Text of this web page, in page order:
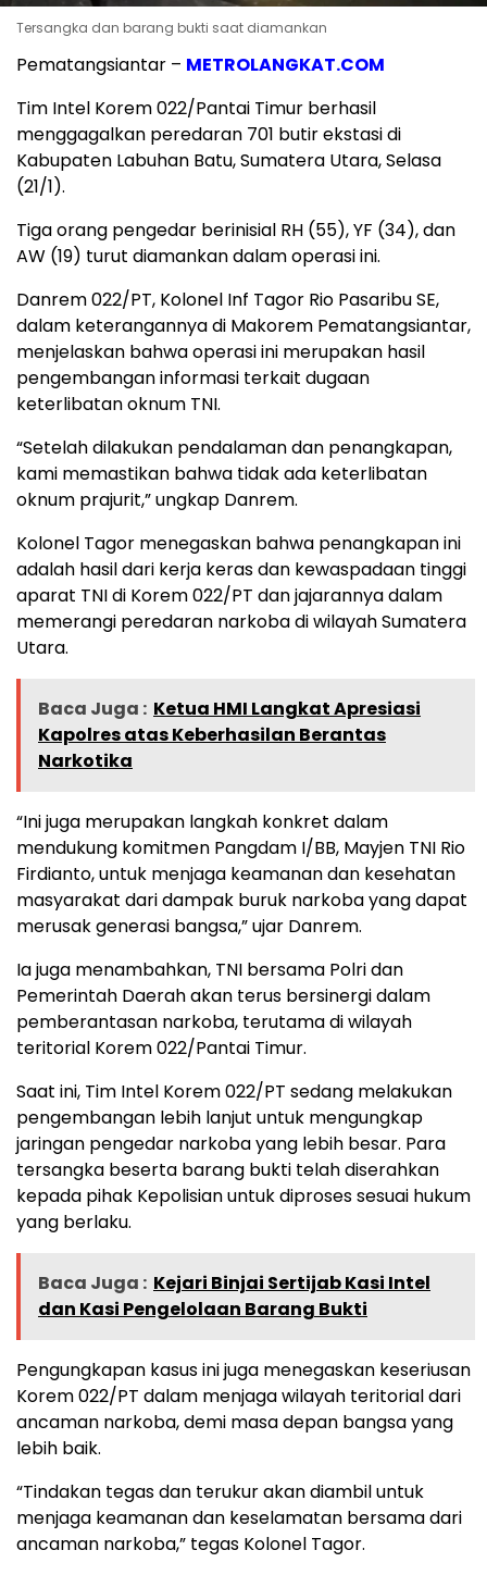
Tersangka dan barang bukti saat diamankan
Pematangsiantar – METROLANGKAT.COM
Tim Intel Korem 022/Pantai Timur berhasil
menggagalkan peredaran 701 butir ekstasi di
Kabupaten Labuhan Batu, Sumatera Utara, Selasa
(21/1).
Tiga orang pengedar berinisial RH (55), YF (34), dan
AW (19) turut diamankan dalam operasi ini.
Danrem 022/PT, Kolonel Inf Tagor Rio Pasaribu SE,
dalam keterangannya di Makorem Pematangsiantar,
menjelaskan bahwa operasi ini merupakan hasil
pengembangan informasi terkait dugaan
keterlibatan oknum TNI.
“Setelah dilakukan pendalaman dan penangkapan,
kami memastikan bahwa tidak ada keterlibatan
oknum prajurit,” ungkap Danrem.
Kolonel Tagor menegaskan bahwa penangkapan ini
adalah hasil dari kerja keras dan kewaspadaan tinggi
aparat TNI di Korem 022/PT dan jajarannya dalam
memerangi peredaran narkoba di wilayah Sumatera
Utara.
Baca Juga : Ketua HMI Langkat Apresiasi
Kapolres atas Keberhasilan Berantas
Narkotika
“Ini juga merupakan langkah konkret dalam
mendukung komitmen Pangdam I/BB, Mayjen TNI Rio
Firdianto, untuk menjaga keamanan dan kesehatan
masyarakat dari dampak buruk narkoba yang dapat
merusak generasi bangsa,” ujar Danrem.
Ia juga menambahkan, TNI bersama Polri dan
Pemerintah Daerah akan terus bersinergi dalam
pemberantasan narkoba, terutama di wilayah
teritorial Korem 022/Pantai Timur.
Saat ini, Tim Intel Korem 022/PT sedang melakukan
pengembangan lebih lanjut untuk mengungkap
jaringan pengedar narkoba yang lebih besar. Para
tersangka beserta barang bukti telah diserahkan
kepada pihak Kepolisian untuk diproses sesuai hukum
yang berlaku.
Baca Juga : Kejari Binjai Sertijab Kasi Intel
dan Kasi Pengelolaan Barang Bukti
Pengungkapan kasus ini juga menegaskan keseriusan
Korem 022/PT dalam menjaga wilayah teritorial dari
ancaman narkoba, demi masa depan bangsa yang
lebih baik.
“Tindakan tegas dan terukur akan diambil untuk
menjaga keamanan dan keselamatan bersama dari
ancaman narkoba,” tegas Kolonel Tagor.